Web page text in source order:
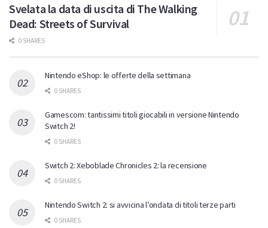
Svelata la data di uscita di The Walking
Dead: Streets of Survival
0 SHARES
Nintendo eShop: le offerte della settimana
0 SHARES
Gamescom: tantissimi titoli giocabili in versione Nintendo
Switch 2!
0 SHARES
Switch 2: Xeboblade Chronicles 2: la recensione
0 SHARES
Nintendo Switch 2: si avvicina l’ondata di titoli terze parti
0 SHARES